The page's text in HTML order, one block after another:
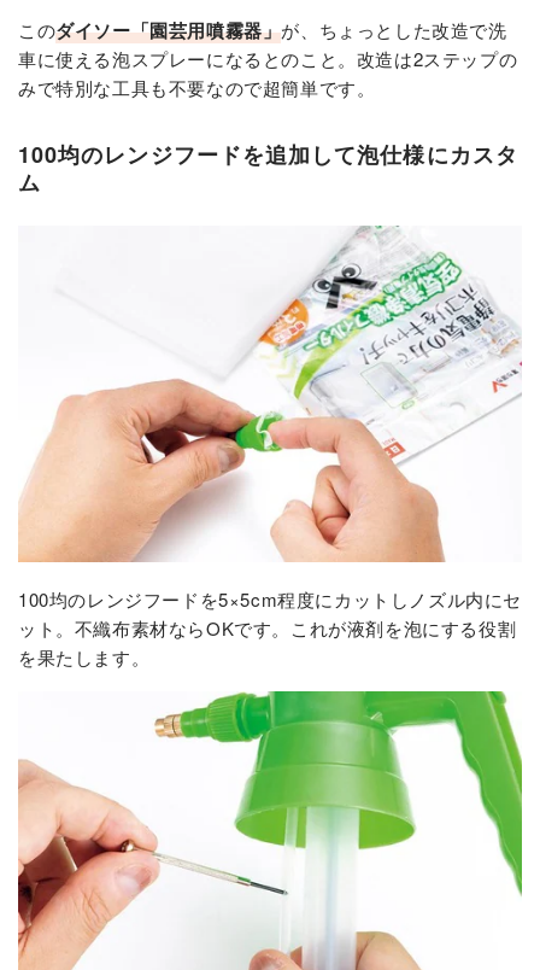
このダイソー「園芸用噴霧器」が、ちょっとした改造で洗
車に使える泡スプレーになるとのこと。改造は2ステップの
みで特別な工具も不要なので超簡単です。
100均のレンジフードを追加して泡仕様にカスタ
ム
100均のレンジフードを5×5cm程度にカットしノズル内にセ
ット。不織布素材ならOKです。これが液剤を泡にする役割
を果たします。